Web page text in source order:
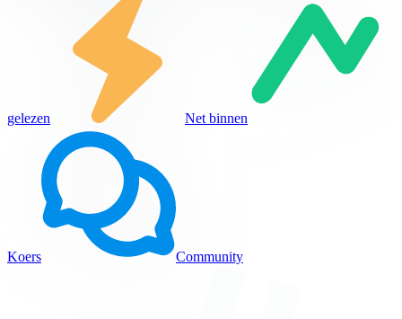
gelezen Net binnen
Koers Community